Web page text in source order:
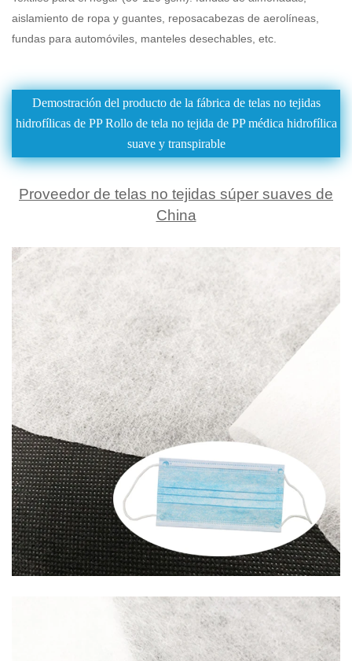
aislamiento de ropa y guantes, reposacabezas de aerolíneas,
fundas para automóviles, manteles desechables, etc.
Demostración del producto de la fábrica de telas no tejidas
hidrofílicas de PP Rollo de tela no tejida de PP médica hidrofílica
suave y transpirable
Proveedor de telas no tejidas súper suaves de
China